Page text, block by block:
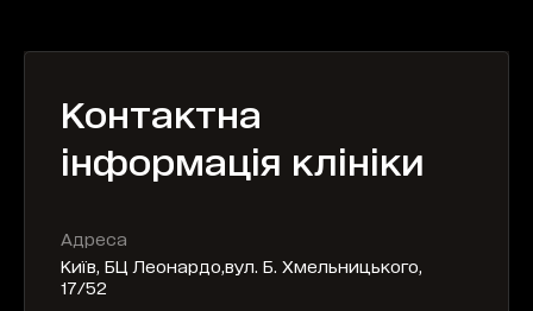
Контактна
інформація клініки
Адреса
Київ, БЦ Леонардо,вул. Б. Хмельницького,
17/52